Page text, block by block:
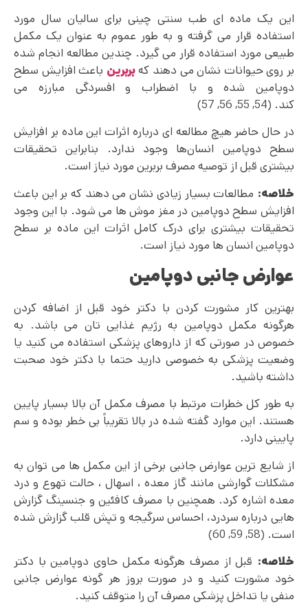
این یک ماده ای طب سنتی چینی برای سالیان سال مورد
استفاده قرار می گرفته و به طور عموم به عنوان یک مکمل
طبیعی مورد استفاده قرار می گیرد. چندین مطالعه انجام شده
بر روی حیوانات نشان می دهند کهبربرین باعث افزایش سطح
دوپامین شده و با اضطراب و افسردگی مبارزه می
کند. (54, 55, 56, 57)
در حال حاضر هیچ مطالعه ای درباره اثرات این ماده بر افزایش
سطح دوپامین انسان‌ها وجود ندارد. بنابراین تحقیقات
بیشتری قبل از توصیه مصرف بربرین مورد نیاز است.
خلاصه: مطالعات بسیار زیادی نشان می‌ دهند که بر این باعث
افزایش سطح دوپامین در مغز موش ها می شود. با این وجود
تحقیقات بیشتری برای درک کامل اثرات این ماده بر سطح
دوپامین انسان ها مورد نیاز است.
عوارض جانبی دوپامین
بهترین کار مشورت کردن با دکتر خود قبل از اضافه کردن
هرگونه مکمل دوپامین به رژیم غذایی تان می باشد. به
خصوص در صورتی که از داروهای پزشکی استفاده می کنید یا
وضعیت پزشکی به خصوصی دارید حتما با دکتر خود صحبت
داشته باشید.
به طور کل خطرات مرتبط با مصرف مکمل آن بالا بسیار پایین
هستند. این موارد گفته شده در بالا تقریباً بی خطر بوده و سم
پایینی دارد.
از شایع ترین عوارض جانبی برخی از این مکمل ها می‌ توان به
مشکلات گوارشی مانند گاز معده ، اسهال ، حالت تهوع و درد
معده اشاره کرد. همچنین با مصرف کافئین و جنسینگ گزارش‌
هایی درباره سردرد، احساس سرگیجه و تپش قلب گزارش شده
است. (58, 59, 60)
خلاصه: قبل از مصرف هرگونه مکمل حاوی دوپامین با دکتر
خود مشورت کنید و در صورت بروز هر گونه عوارض جانبی
منفی یا تداخل پزشکی مصرف آن را متوقف کنید.